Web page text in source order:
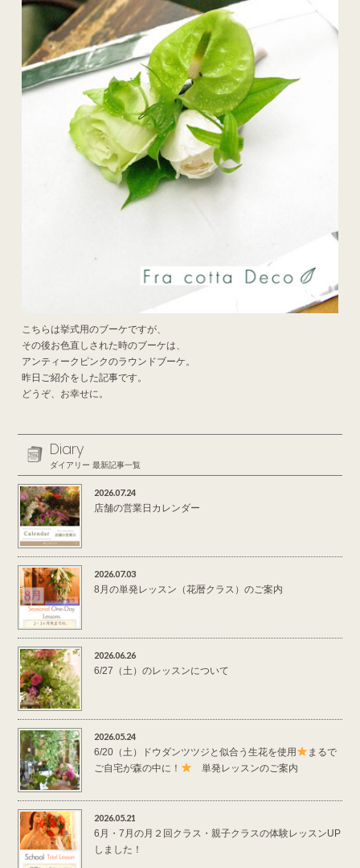
こちらは挙式用のブーケですが、
その後お色直しされた時のブーケは、
アンティークピンクのラウンドブーケ 。
昨日ご紹介をした記事です。
どうぞ、お幸せに。
Diary
ダイアリー 最新記事一覧
2026.07.24
店舗の営業日カレンダー
2026.07.03
8月の単発レッスン（花暦クラス）のご案内
2026.06.26
6/27（土）のレッスンについて
2026.05.24
6/20（土）ドウダンツツジと似合う生花を使用
まるで
ご自宅が森の中に！
単発レッスンのご案内
2026.05.21
6月・7月の月２回クラス・親子クラスの体験レッスンUP
しました！